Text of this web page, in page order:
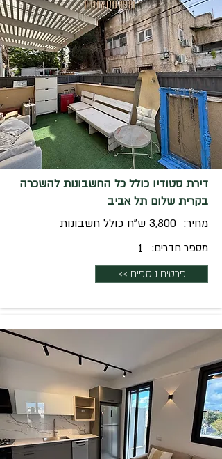
דירת סטודיו כולל כל החשבונות להשכרה
בקרית שלום תל אביב
3,800 ש"ח כולל חשבונות מחיר:
1
מספר חדרים:
פרטים נוספים >>